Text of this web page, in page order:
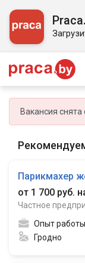
Вакансия
Парикмахер
от 1 700 руб.
Частное
Опыт
Гродно